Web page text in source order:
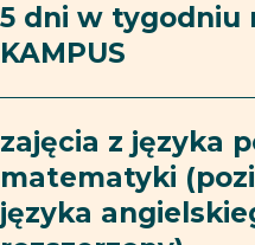
5 dni w tygodniu
KAMPUS
zajęcia z języka
matematyki
języka